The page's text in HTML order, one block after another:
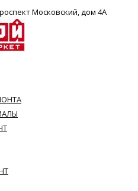
Московский, дом 4А